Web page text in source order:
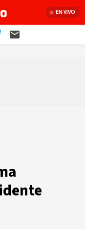
EN VIVO